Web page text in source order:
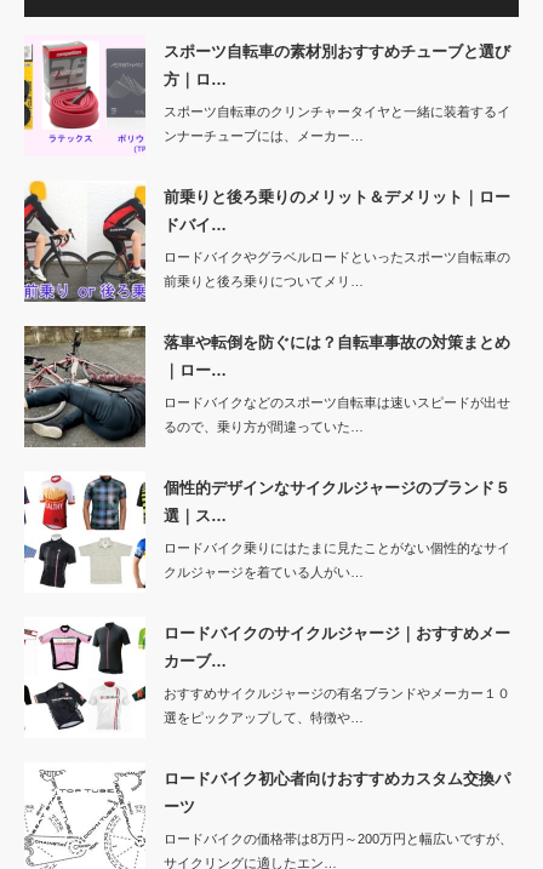
スポーツ自転車の素材別おすすめチューブと選び
方｜ロ…
スポーツ自転車のクリンチャータイヤと一緒に装着するイ
ンナーチューブには、メーカー…
前乗りと後ろ乗りのメリット＆デメリット｜ロー
ドバイ…
ロードバイクやグラベルロードといったスポーツ自転車の
前乗りと後ろ乗りについてメリ…
落車や転倒を防ぐには？自転車事故の対策まとめ
｜ロー…
ロードバイクなどのスポーツ自転車は速いスピードが出せ
るので、乗り方が間違っていた…
個性的デザインなサイクルジャージのブランド５
選｜ス…
ロードバイク乗りにはたまに見たことがない個性的なサイ
クルジャージを着ている人がい…
ロードバイクのサイクルジャージ｜おすすめメー
カーブ…
おすすめサイクルジャージの有名ブランドやメーカー１０
選をピックアップして、特徴や…
ロードバイク初心者向けおすすめカスタム交換パ
ーツ
ロードバイクの価格帯は8万円～200万円と幅広いですが、
サイクリングに適したエン…